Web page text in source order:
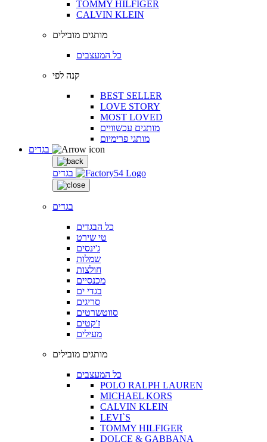
TOMMY HILFIGER
CALVIN KLEIN
מותגים מובילים
כל המעצבים
קנה לפי
BEST SELLER
LOVE STORY
MOST LOVED
מותגים עכשוויים
מותגי פרימיום
בגדים
בגדים
כל הבגדים
טי שירט
ג'ינסים
שמלות
חולצות
מכנסיים
בגדי ים
סריגים
סווטשרטים
ז'קטים
מעילים
מותגים מובילים
כל המעצבים
POLO RALPH LAUREN
MICHAEL KORS
CALVIN KLEIN
LEVI`S
TOMMY HILFIGER
DOLCE & GABBANA